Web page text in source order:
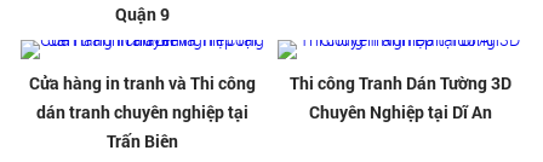
Quận 9
Cửa hàng in tranh và Thi công
dán tranh chuyên nghiệp tại
Trấn Biên
Thi công Tranh Dán Tường 3D
Chuyên Nghiệp tại Dĩ An